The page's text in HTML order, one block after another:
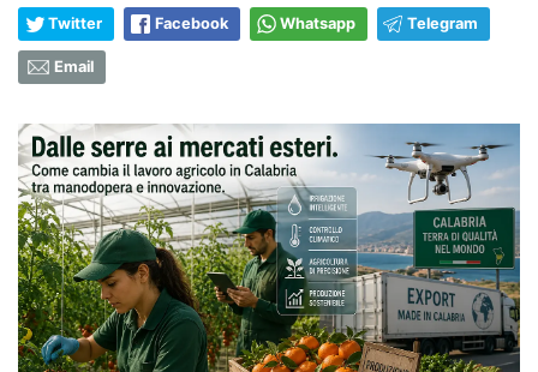
Twitter Facebook Whatsapp Telegram
Email